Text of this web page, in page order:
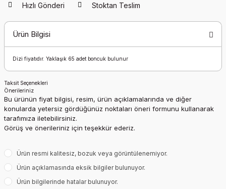
Hızlı Gönderi Stoktan Teslim
Ürün Bilgisi
Dizi fiyatıdır. Yaklaşık 65 adet boncuk bulunur
Taksit Seçenekleri
Önerileriniz
Bu ürünün fiyat bilgisi, resim, ürün açıklamalarında ve diğer
konularda yetersiz gördüğünüz noktaları öneri formunu kullanarak
tarafımıza iletebilirsiniz.
Görüş ve önerileriniz için teşekkür ederiz.
Ürün resmi kalitesiz, bozuk veya görüntülenemiyor.
Ürün açıklamasında eksik bilgiler bulunuyor.
Ürün bilgilerinde hatalar bulunuyor.